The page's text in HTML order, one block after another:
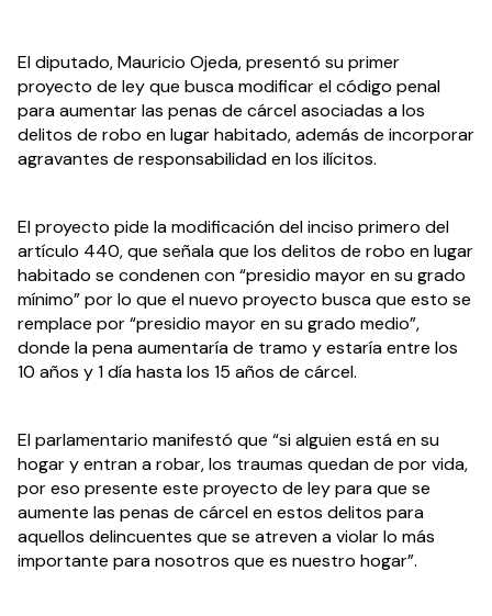
El diputado, Mauricio Ojeda, presentó su primer
proyecto de ley que busca modificar el código penal
para aumentar las penas de cárcel asociadas a los
delitos de robo en lugar habitado, además de incorporar
agravantes de responsabilidad en los ilícitos.
El proyecto pide la modificación del inciso primero del
artículo 440, que señala que los delitos de robo en lugar
habitado se condenen con “presidio mayor en su grado
mínimo” por lo que el nuevo proyecto busca que esto se
remplace por “presidio mayor en su grado medio”,
donde la pena aumentaría de tramo y estaría entre los
10 años y 1 día hasta los 15 años de cárcel.
El parlamentario manifestó que “si alguien está en su
hogar y entran a robar, los traumas quedan de por vida,
por eso presente este proyecto de ley para que se
aumente las penas de cárcel en estos delitos para
aquellos delincuentes que se atreven a violar lo más
importante para nosotros que es nuestro hogar”.